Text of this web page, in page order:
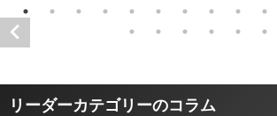
リーダーカテゴリーのコラム